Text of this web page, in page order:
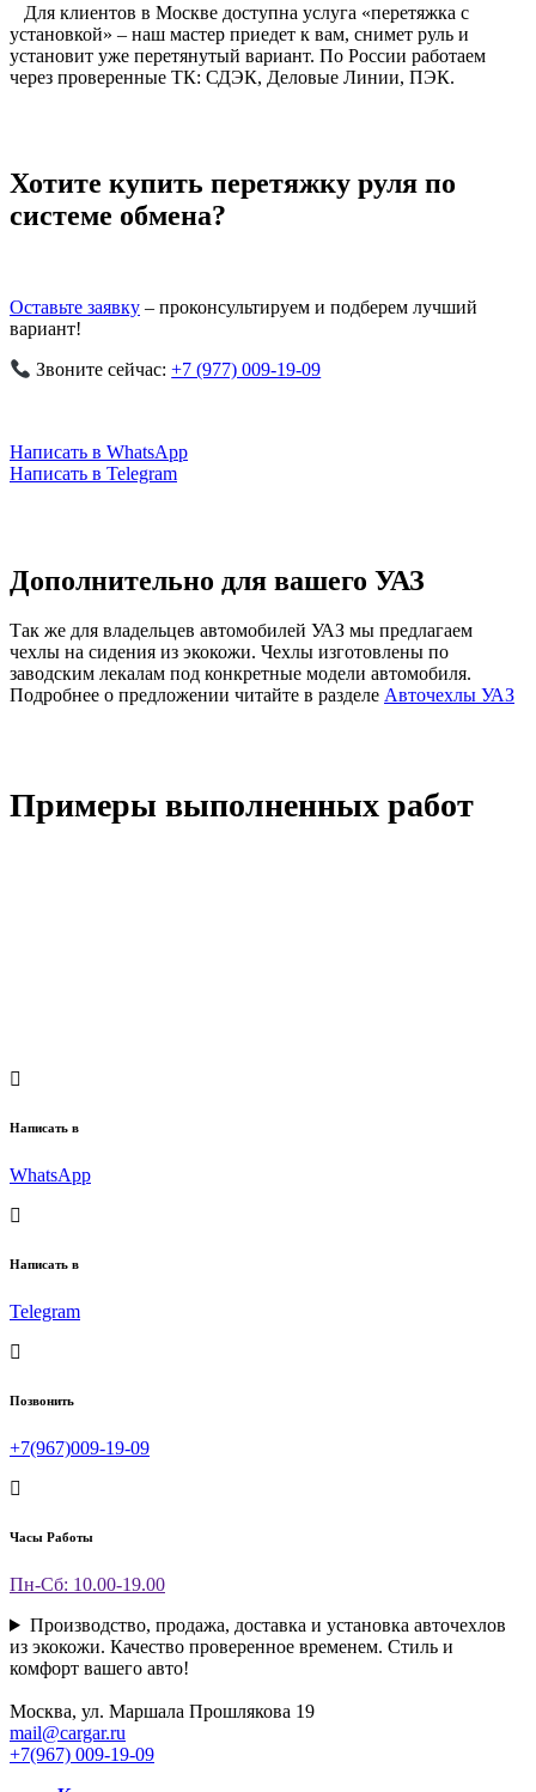
Для клиентов в Москве доступна услуга «перетяжка с
установкой» – наш мастер приедет к вам, снимет руль и
установит уже перетянутый вариант. По России работаем
через проверенные ТК: СДЭК, Деловые Линии, ПЭК.
Хотите купить перетяжку руля по
системе обмена?
Оставьте заявку – проконсультируем и подберем лучший
вариант!
Звоните сейчас:+7 (977) 009-19-09
Написать в WhatsApp
Написать в Telegram
Дополнительно для вашего УАЗ
Так же для владельцев автомобилей УАЗ мы предлагаем
чехлы на сидения из экокожи. Чехлы изготовлены по
заводским лекалам под конкретные модели автомобиля.
Подробнее о предложении читайте в разделе Авточехлы УАЗ
Примеры выполненных работ
Написать в
WhatsApp
Написать в
Telegram
Позвонить
+7(967)009-19-09
Часы Работы
Пн-Сб: 10.00-19.00
Производство, продажа, доставка и установка авточехлов
из экокожи. Качество проверенное временем. Стиль и
комфорт вашего авто!
Москва, ул. Маршала Прошлякова 19
mail@cargar.ru
+7(967) 009-19-09